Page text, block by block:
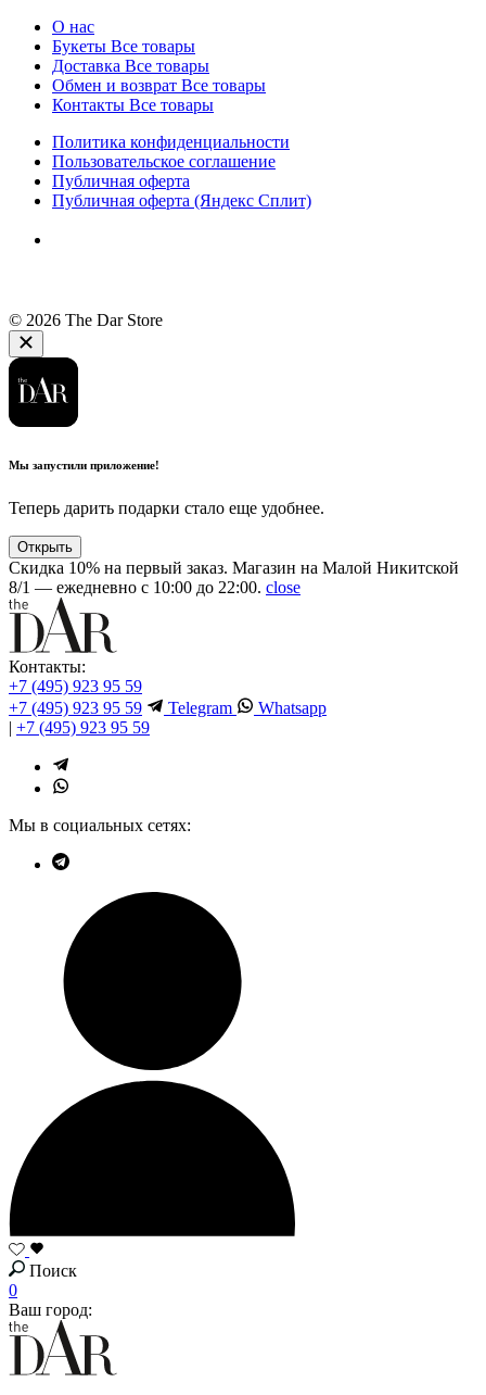
О нас
Букеты Все товары
Доставка Все товары
Обмен и возврат Все товары
Контакты Все товары
Политика конфиденциальности
Пользовательское соглашение
Публичная оферта
Публичная оферта (Яндекс Сплит)
© 2026 The Dar Store
Мы запустили приложение!
Теперь дарить подарки стало еще удобнее.
Открыть
Скидка 10% на первый заказ. Магазин на Малой Никитской
8/1 — ежедневно с 10:00 до 22:00. close
Контакты:
+7 (495) 923 95 59
+7 (495) 923 95 59
Telegram
Whatsapp
| +7 (495) 923 95 59
Мы в социальных сетях:
Поиск
0
Ваш город: